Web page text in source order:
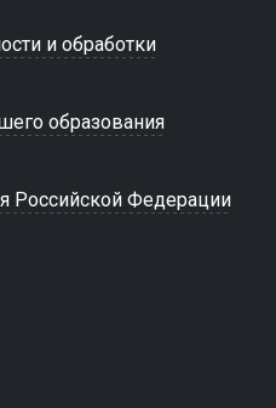
и обработки
образования
Российской Федерации